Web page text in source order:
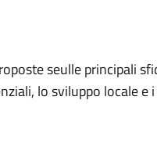
seulle principali
lo sviluppo locale e